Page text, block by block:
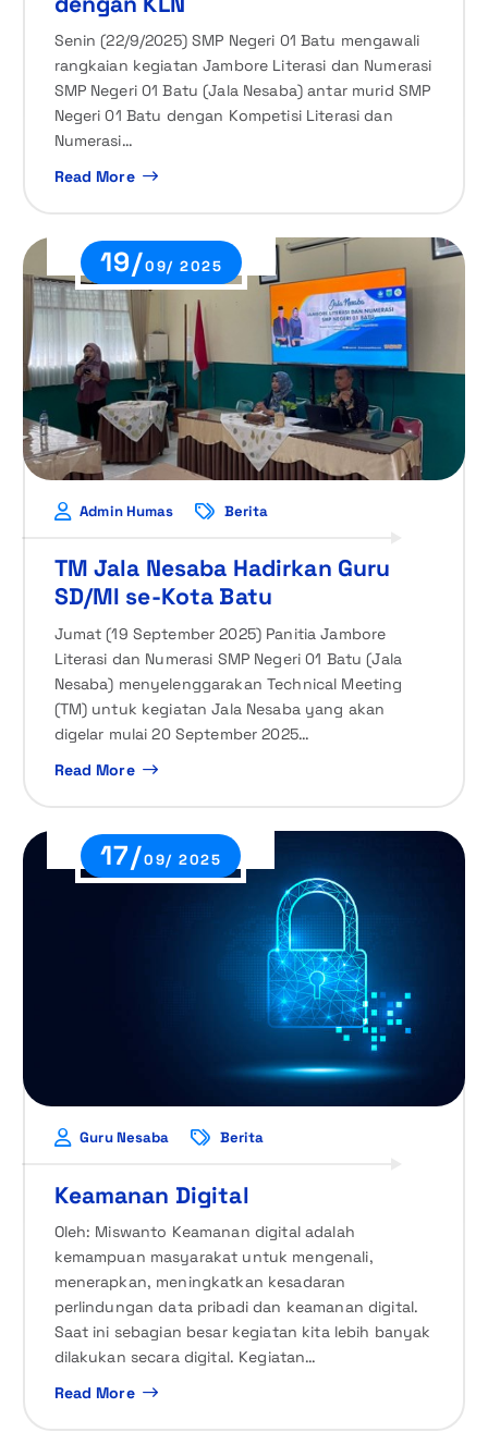
Senin (22/9/2025) SMP Negeri 01 Batu mengawali
rangkaian kegiatan Jambore Literasi dan Numerasi
SMP Negeri 01 Batu (Jala Nesaba) antar murid SMP
Negeri 01 Batu dengan Kompetisi Literasi dan
Numerasi…
Read More
19/09/ 2025
Admin Humas Berita
TM Jala Nesaba Hadirkan Guru
SD/MI se-Kota Batu
Jumat (19 September 2025) Panitia Jambore
Literasi dan Numerasi SMP Negeri 01 Batu (Jala
Nesaba) menyelenggarakan Technical Meeting
(TM) untuk kegiatan Jala Nesaba yang akan
digelar mulai 20 September 2025…
Read More
17/09/ 2025
Guru Nesaba Berita
Keamanan Digital
Oleh: Miswanto Keamanan digital adalah
kemampuan masyarakat untuk mengenali,
menerapkan, meningkatkan kesadaran
perlindungan data pribadi dan keamanan digital.
Saat ini sebagian besar kegiatan kita lebih banyak
dilakukan secara digital. Kegiatan…
Read More